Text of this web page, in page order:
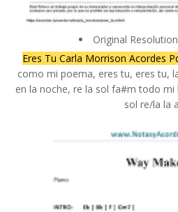
Original
Eres Tu Carla Morrison Acordes
como mi poema, eres tu, eres tu,
en la noche, re la sol fa#m todo
sol re/la la